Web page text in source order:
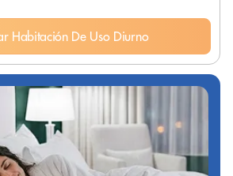
Habitación De Uso Diurno